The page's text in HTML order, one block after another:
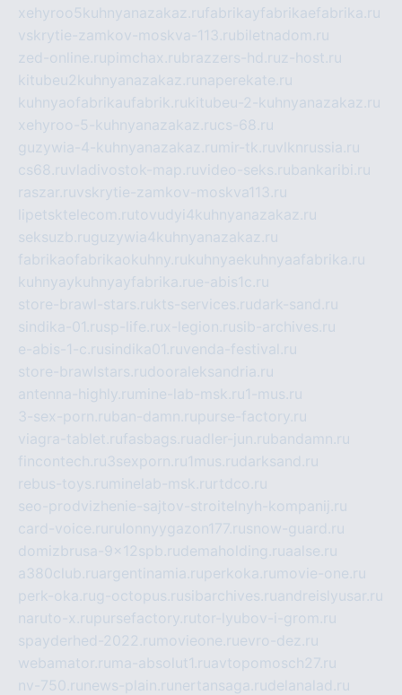
xehyroo5kuhnyanazakaz.rufabrikayfabrikaefabrika.ru
vskrytie-zamkov-moskva-113.rubiletnadom.ru
zed-online.rupimchax.rubrazzers-hd.ruz-host.ru
kitubeu2kuhnyanazakaz.ru naperekate.ru
kuhnyaofabrikaufabrik.rukitubeu-2-kuhnyanazakaz.ru
xehyroo-5-kuhnyanazakaz.rucs-68.ru
guzywia-4-kuhnyanazakaz.ru mir-tk.ruvlknrussia.ru
cs68.ruvladivostok-map.ruvideo-seks.rubankaribi.ru
raszar.ruvskrytie-zamkov-moskva113.ru
lipetsktelecom.rutovudyi4kuhnyanazakaz.ru
seksuzb.ruguzywia4kuhnyanazakaz.ru
fabrikaofabrikaokuhny.rukuhnyaekuhnyaafabrika.ru
kuhnyaykuhnyayfabrika.rue-abis1c.ru
store-brawl-stars.rukts-services.rudark-sand.ru
sindika-01.rusp-life.rux-legion.rusib-archives.ru
e-abis-1-c.rusindika01.ruvenda-festival.ru
store-brawlstars.rudooraleksandria.ru
antenna-highly.ru mine-lab-msk.ru1-mus.ru
3-sex-porn.ruban-damn.rupurse-factory.ru
viagra-tablet.rufasbags.ruadler-jun.rubandamn.ru
fincontech.ru3sexporn.ru1mus.rudarksand.ru
rebus-toys.ru minelab-msk.ru rtdco.ru
seo-prodvizhenie-sajtov-stroitelnyh-kompanij.ru
card-voice.ru rulonnyygazon177.rusnow-guard.ru
domizbrusa-9x12spb.rudemaholding.ruaalse.ru
a380club.ruargentinamia.ruperkoka.ru movie-one.ru
perk-oka.rug-octopus.rusibarchives.ruandreislyusar.ru
naruto-x.rupursefactory.rutor-lyubov-i-grom.ru
spayderhed-2022.ru movieone.ruevro-dez.ru
webamator.ru ma-absolut1.ruavtopomosch27.ru
nv-750.ru news-plain.ru nertansaga.rudelanalad.ru